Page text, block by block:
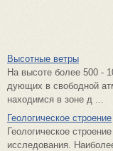
Высотные ветры
На высоте более 500 -
дующих в свободной
находимся в зоне д ...
Геологическое строение
Геологическое
исследования.